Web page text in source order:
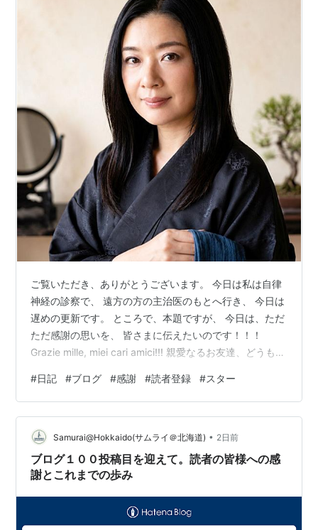
ご覧いただき、ありがとうございます。 今日は私は自律
神経の診察で、 遠方の方の主治医のもとへ行き、 今日は
遅めの更新です。 ところで、本題ですが、 今日は、ただ
ただ感謝の思いを、 皆さまに伝えたいのです！！！
Grazie mille, miei cari amici!!! 親愛なるお友達、どうもあ
いる方、 フォローしてくださっている方、 ぜーんぶ丸々
込みで、皆さまに、 私は今日感謝したいのです♡ そうい
う訳で、 通院しかしていない今日、 午後日記、この場に
書くとしたら、 沢山の読者登録やスター、 本当に感謝し
ています(^人^) このことだ…
#日記 #ブログ #感謝 #読者登録 #スター
Samurai@Hokkaido(サムライ＠北海道) • 2日前
ブログ１００投稿目を迎えて。読者の皆様への感
謝とこれまでの歩み